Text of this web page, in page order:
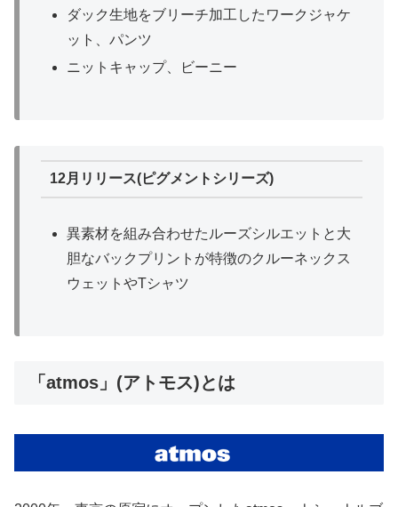
ダック生地をブリーチ加工したワークジャケ
ット、パンツ
ニットキャップ、ビーニー
12月リリース(ピグメントシリーズ)
異素材を組み合わせたルーズシルエットと大
胆なバックプリントが特徴のクルーネックス
ウェットやTシャツ
「atmos」(アトモス)とは